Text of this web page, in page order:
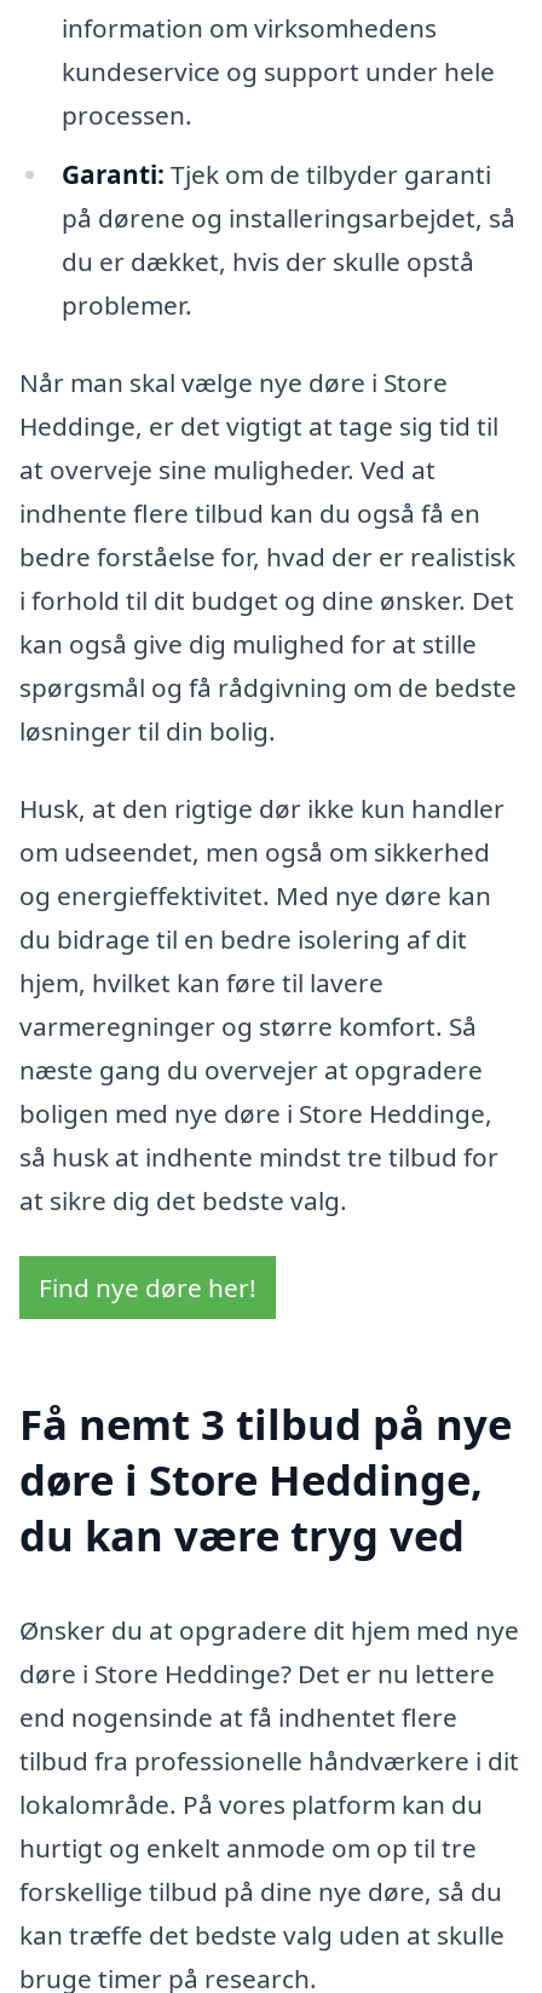
information om virksomhedens
kundeservice og support under hele
processen.
Garanti: Tjek om de tilbyder garanti
på dørene og installeringsarbejdet, så
du er dækket, hvis der skulle opstå
problemer.
Når man skal vælge nye døre i Store
Heddinge, er det vigtigt at tage sig tid til
at overveje sine muligheder. Ved at
indhente flere tilbud kan du også få en
bedre forståelse for, hvad der er realistisk
i forhold til dit budget og dine ønsker. Det
kan også give dig mulighed for at stille
spørgsmål og få rådgivning om de bedste
løsninger til din bolig.
Husk, at den rigtige dør ikke kun handler
om udseendet, men også om sikkerhed
og energieffektivitet. Med nye døre kan
du bidrage til en bedre isolering af dit
hjem, hvilket kan føre til lavere
varmeregninger og større komfort. Så
næste gang du overvejer at opgradere
boligen med nye døre i Store Heddinge,
så husk at indhente mindst tre tilbud for
at sikre dig det bedste valg.
Find nye døre her!
Få nemt 3 tilbud på nye
døre i Store Heddinge,
du kan være tryg ved
Ønsker du at opgradere dit hjem med nye
døre i Store Heddinge? Det er nu lettere
end nogensinde at få indhentet flere
tilbud fra professionelle håndværkere i dit
lokalområde. På vores platform kan du
hurtigt og enkelt anmode om op til tre
forskellige tilbud på dine nye døre, så du
kan træffe det bedste valg uden at skulle
bruge timer på research.